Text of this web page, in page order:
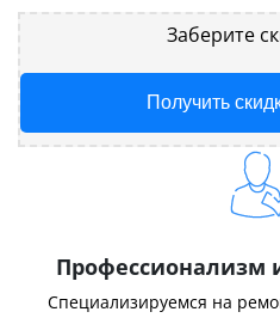
Заберите
Получить
Профессионализм
Специализируемся на